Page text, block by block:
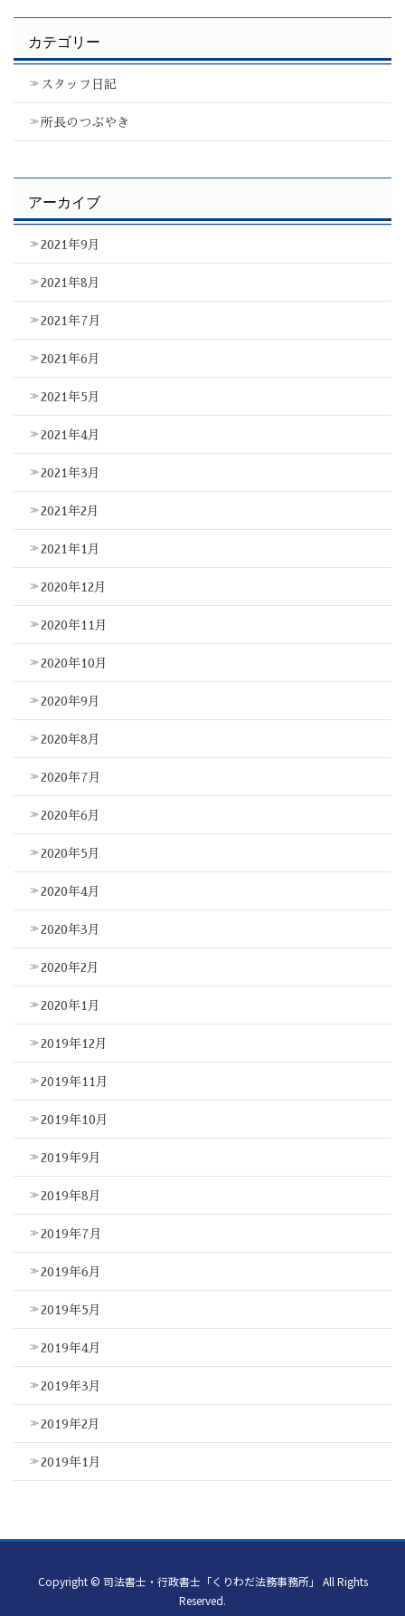
カテゴリー
スタッフ日記
所長のつぶやき
アーカイブ
2021年9月
2021年8月
2021年7月
2021年6月
2021年5月
2021年4月
2021年3月
2021年2月
2021年1月
2020年12月
2020年11月
2020年10月
2020年9月
2020年8月
2020年7月
2020年6月
2020年5月
2020年4月
2020年3月
2020年2月
2020年1月
2019年12月
2019年11月
2019年10月
2019年9月
2019年8月
2019年7月
2019年6月
2019年5月
2019年4月
2019年3月
2019年2月
2019年1月
Copyright © 司法書士・行政書士「くりわだ法務事務所」 All Rights
Reserved.